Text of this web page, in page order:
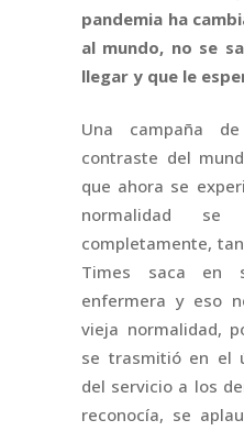
pandemia ha
al mundo, no se
llegar y que le
Una campaña
contraste del
que ahora se
normalidad se
completamente,
Times saca en
enfermera y eso
vieja normalidad,
se trasmitió en el
del servicio a los
reconocía, se